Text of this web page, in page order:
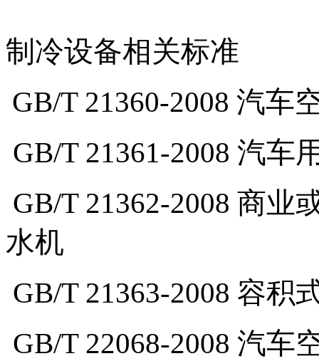
制冷设备相关标准
GB/T 21360-2008 汽车
GB/T 21361-2008 汽车
GB/T 21362-2008 商业
水机
GB/T 21363-2008 容积
GB/T 22068-2008 汽车